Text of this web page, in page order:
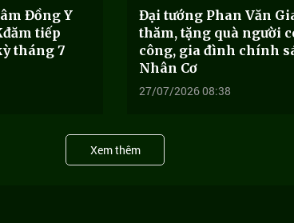
Đồng Y
tiếp
tháng 7
Đại tướng Phan Văn
thăm, tặng quà người
công, gia đình chính
Nhân Cơ
27/07/2026 08:38
Xem thêm